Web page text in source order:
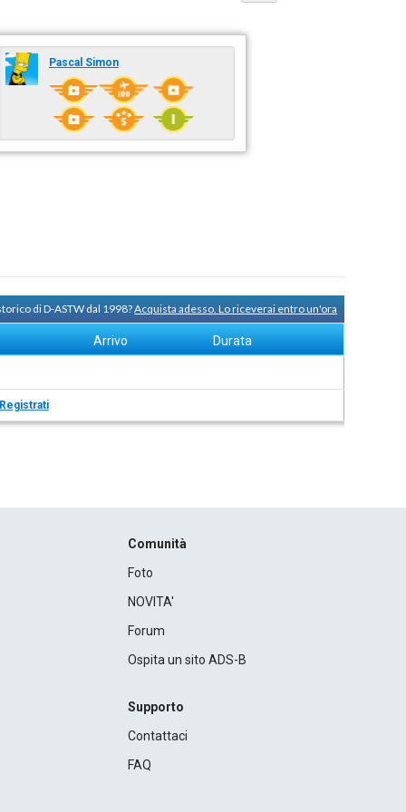
Pascal Simon
di D-ASTW dal 1998?Acquista adesso. Lo riceverai entro un'ora
Arrivo Durata
Comunità
Foto
NOVITA'
Forum
Ospita un sito ADS-B
Supporto
Contattaci
FAQ